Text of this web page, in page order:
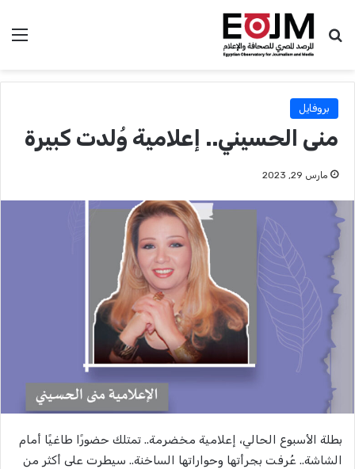
بحث عن
بروفايل
منى الحسيني.. إعلامية وُلدت كبيرة
مارس 29, 2023
بطلة الأسبوع الحالي، إعلامية مخضرمة.. تمتلك حضورًا طاغيًا أمام
الشاشة.. عُرفت بجرأتها وحواراتها الساخنة.. سيطرت على أكثر من